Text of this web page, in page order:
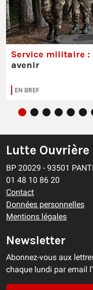
Service militaire :
avenir
EN BREF
Lutte Ouvrière
BP 20029 - 93501
01 48 10 86 20
Contact
Données personnelles
Mentions légales
Newsletter
Abonnez-vous aux
chaque lundi par email